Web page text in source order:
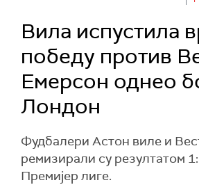
Вила испустила
победу против
Емерсон однео
Лондон
Фудбалери Астон виле и
ремизирали су резултатом
Премијер лиге.